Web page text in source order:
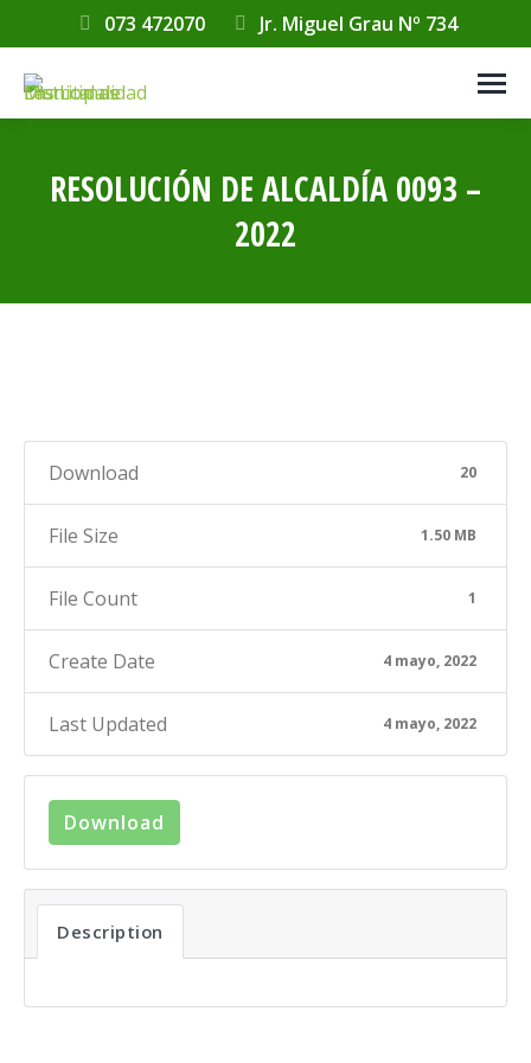
073 472070 Jr. Miguel Grau Nº 734
RESOLUCIÓN DE ALCALDÍA 0093 –
2022
Download 20
File Size 1.50 MB
File Count 1
Create Date 4 mayo, 2022
Last Updated 4 mayo, 2022
Download
Description